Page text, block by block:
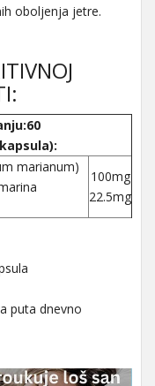
oboljenja jetre.
marianum)
100mg
22.5mg
puta dnevno